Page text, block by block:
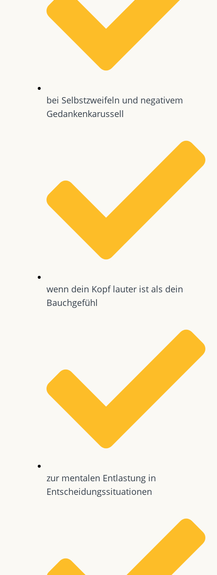
bei Selbstzweifeln und negativem
Gedankenkarussell
wenn dein Kopf lauter ist als dein
Bauchgefühl
zur mentalen Entlastung in
Entscheidungssituationen